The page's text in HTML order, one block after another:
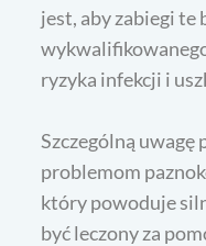
jest, aby zabiegi te
ryzyka infekcji i
Szczególną uwagę
problemom
który powoduje
być leczony za